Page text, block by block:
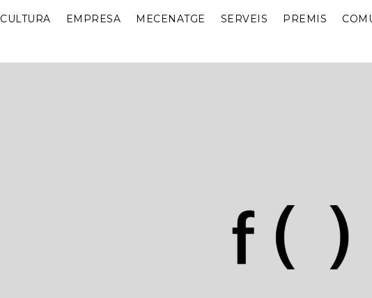
CULTURA EMPRESA MECENATGE SERVEIS PREMIS